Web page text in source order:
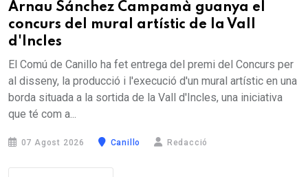
Arnau Sánchez Campamà guanya el
concurs del mural artístic de la Vall
d'Incles
El Comú de Canillo ha fet entrega del premi del Concurs per
al disseny, la producció i l'execució d'un mural artístic en una
borda situada a la sortida de la Vall d'Incles, una iniciativa
que té com a...
07 Agost 2026 Canillo Redacció